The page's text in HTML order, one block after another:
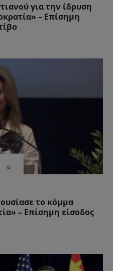
για την ίδρυση
– Επίσημη
το κόμμα
– Επίσημη είσοδος